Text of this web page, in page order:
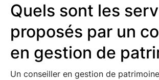
Quels sont les
proposés par un
en gestion de
Un conseiller en gestion de